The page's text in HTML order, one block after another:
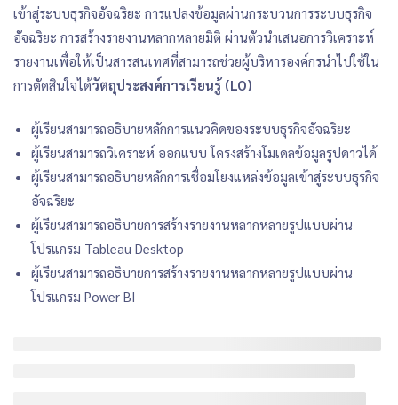
เข้าสู่ระบบธุรกิจอัจฉริยะ การแปลงข้อมูลผ่านกระบวนการระบบธุรกิจ
อัจฉริยะ การสร้างรายงานหลากหลายมิติ ผ่านตัวนำเสนอการวิเคราะห์
รายงานเพื่อให้เป็นสารสนเทศที่สามารถช่วยผู้บริหารองค์กรนำไปใช้ใน
การตัดสินใจได้วัตถุประสงค์การเรียนรู้ (LO)
ผู้เรียนสามารถอธิบายหลักการแนวคิดของระบบธุรกิจอัจฉริยะ
ผู้เรียนสามารถวิเคราะห์ ออกแบบ โครงสร้างโมเดลข้อมูลรูปดาวได้
ผู้เรียนสามารถอธิบายหลักการเชื่อมโยงแหล่งข้อมูลเข้าสู่ระบบธุรกิจ
อัจฉริยะ
ผู้เรียนสามารถอธิบายการสร้างรายงานหลากหลายรูปแบบผ่าน
โปรแกรม Tableau Desktop
ผู้เรียนสามารถอธิบายการสร้างรายงานหลากหลายรูปแบบผ่าน
โปรแกรม Power BI